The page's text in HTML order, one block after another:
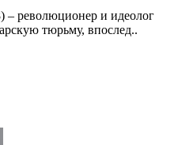
революционер и идеолог
тюрьму, впослед..